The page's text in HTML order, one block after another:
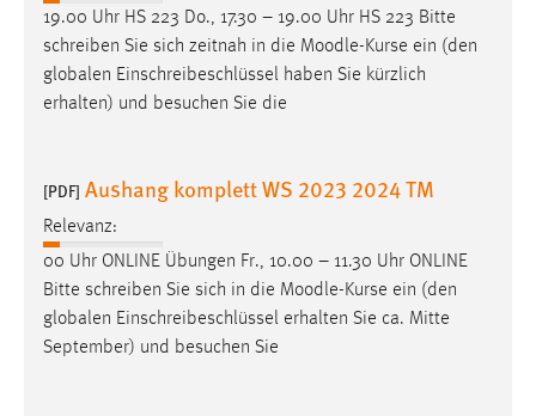
19.00 Uhr HS 223 Do., 17.30 – 19.00 Uhr HS 223 Bitte
schreiben Sie sich zeitnah in die Moodle-Kurse ein (den
globalen Einschreibeschlüssel haben Sie kürzlich
erhalten) und besuchen Sie die
[PDF] Aushang komplett WS 2023 2024 TM
Relevanz:
00 Uhr ONLINE Übungen Fr., 10.00 – 11.30 Uhr ONLINE
Bitte schreiben Sie sich in die Moodle-Kurse ein (den
globalen Einschreibeschlüssel erhalten Sie ca. Mitte
September) und besuchen Sie